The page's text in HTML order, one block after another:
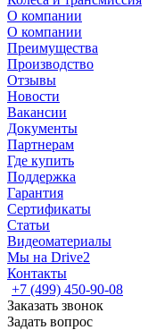
О компании
О компании
Преимущества
Производство
Отзывы
Новости
Вакансии
Документы
Партнерам
Где купить
Поддержка
Гарантия
Сертификаты
Статьи
Видеоматериалы
Мы на Drive2
Контакты
+7 (499) 450-90-08
Заказать звонок
Задать вопрос